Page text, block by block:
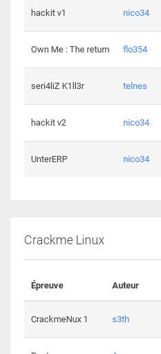
hackit v1 nico34
Own Me : The return flo354
seri4liZ K1ll3r telnes
hackit v2 nico34
UnterERP nico34
Crackme Linux
Épreuve Auteur
CrackmeNux 1 s3th